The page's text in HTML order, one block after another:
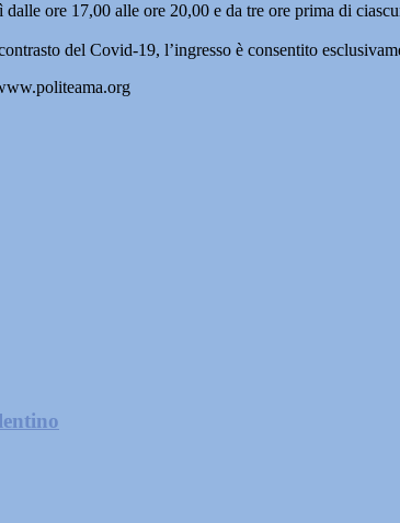
ore 17,00 alle ore 20,00 e da tre ore prima di
del Covid-19, l’ingresso è consentito